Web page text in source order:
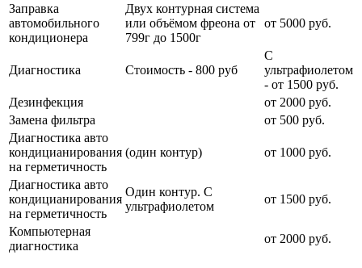
Заправка
автомобильного
кондиционера
Двух контурная система
или объёмом фреона от
799г до 1500г
от 5000 руб.
Диагностика Стоимость - 800 руб
С
ультрафиолетом
- от 1500 руб.
Дезинфекция
от 2000 руб.
Замена фильтра
от 500 руб.
Диагностика авто
кондицианирования
на герметичность
(один контур) от 1000 руб.
Диагностика авто
кондицианирования
на герметичность
Один контур. С
ультрафиолетом
от 1500 руб.
Компьютерная
диагностика
от 2000 руб.